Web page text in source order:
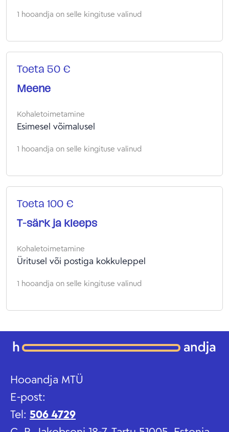
1 hooandja on selle kingituse valinud
Toeta 50 €
Meene
Kohaletoimetamine
Esimesel võimalusel
1 hooandja on selle kingituse valinud
Toeta 100 €
T-särk ja kleeps
Kohaletoimetamine
Üritusel või postiga kokkuleppel
1 hooandja on selle kingituse valinud
Hooandja MTÜ
E-post:
Tel: 506 4729